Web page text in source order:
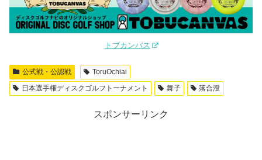
トブカンバス
公式戦・公認戦
ToruOchiai
日本選手権ディスクゴルフトーナメント
舞子 落合澄
スポンサーリンク